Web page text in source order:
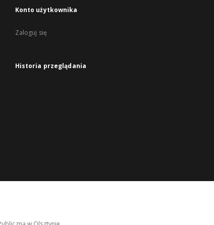
Konto użytkownika
Zaloguj się
Historia przeglądania